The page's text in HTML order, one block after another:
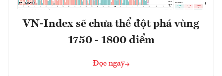
VN-Index sẽ chưa thể đột phá vùng
1750 - 1800 điểm
Đọc ngay